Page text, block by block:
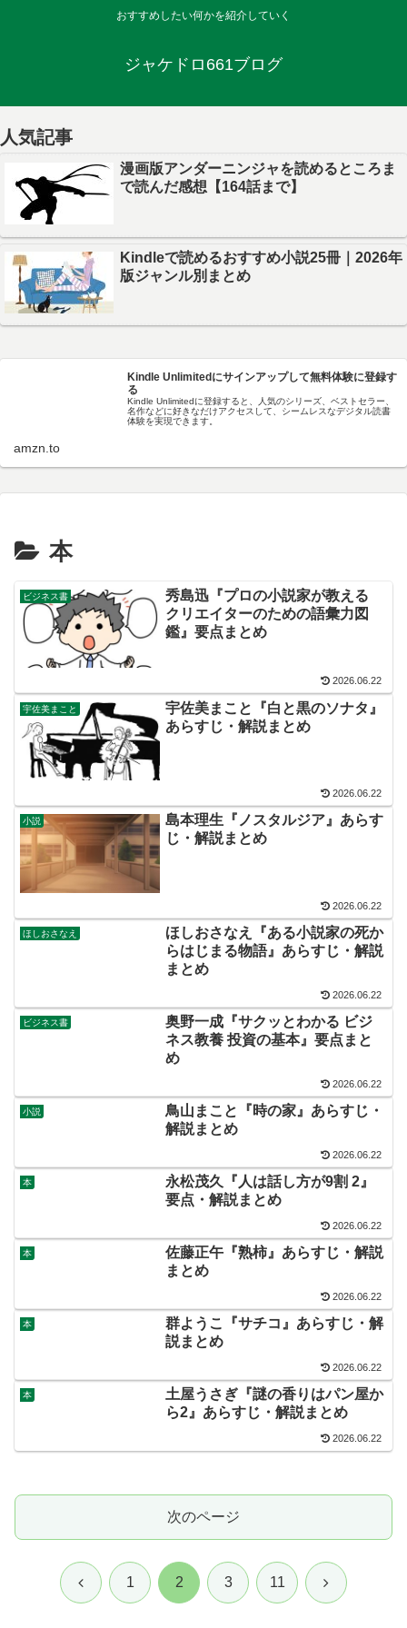
おすすめしたい何かを紹介していく
ジャケドロ661ブログ
人気記事
漫画版アンダーニンジャを読めるところま
で読んだ感想【164話まで】
Kindleで読めるおすすめ小説25冊｜2026年
版ジャンル別まとめ
Kindle Unlimitedにサインアップして無料体験に登録す
る
Kindle Unlimitedに登録すると、人気のシリーズ、ベストセラー、
名作などに好きなだけアクセスして、シームレスなデジタル読書
体験を実現できます。
amzn.to
本
ビジネス書
秀島迅『プロの小説家が教える
クリエイターのための語彙力図
鑑』要点まとめ
2026.06.22
宇佐美まこと
宇佐美まこと『白と黒のソナタ』
あらすじ・解説まとめ
2026.06.22
小説
島本理生『ノスタルジア』あらす
じ・解説まとめ
2026.06.22
ほしおさなえ
ほしおさなえ『ある小説家の死か
らはじまる物語』あらすじ・解説
まとめ
2026.06.22
ビジネス書
奥野一成『サクッとわかる ビジ
ネス教養 投資の基本』要点まと
め
2026.06.22
小説
鳥山まこと『時の家』あらすじ・
解説まとめ
2026.06.22
本
永松茂久『人は話し方が9割 2』
要点・解説まとめ
2026.06.22
本
佐藤正午『熟柿』あらすじ・解説
まとめ
2026.06.22
本
群ようこ『サチコ』あらすじ・解
説まとめ
2026.06.22
本
土屋うさぎ『謎の香りはパン屋か
ら2』あらすじ・解説まとめ
2026.06.22
次のページ
前 1 2 3 11 次